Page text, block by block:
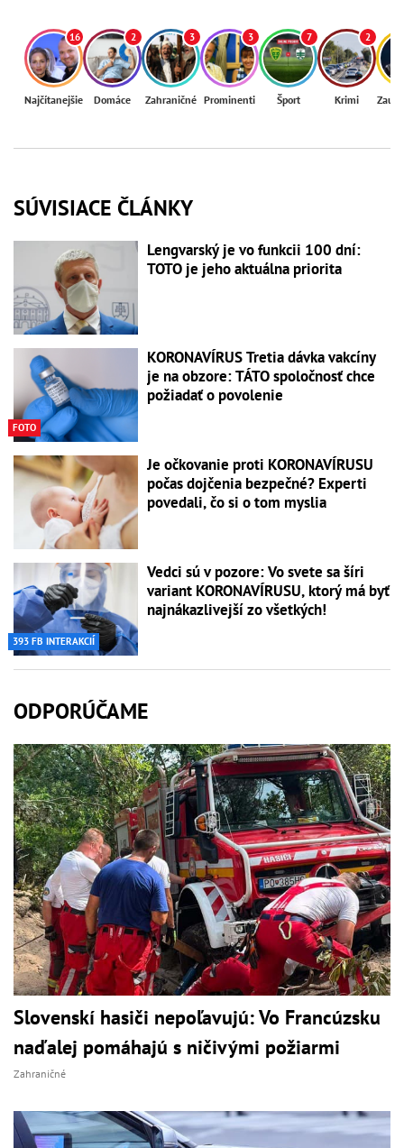
16
Najčítanejšie
2
Domáce
3
Zahraničné
3
Prominenti
7
Šport
2
Krimi
SÚVISIACE ČLÁNKY
Lengvarský je vo funkcii 100 dní:
TOTO je jeho aktuálna priorita
FOTO
KORONAVÍRUS Tretia dávka vakcíny
je na obzore: TÁTO spoločnosť chce
požiadať o povolenie
Je očkovanie proti KORONAVÍRUSU
počas dojčenia bezpečné? Experti
povedali, čo si o tom myslia
393 FB INTERAKCIÍ
Vedci sú v pozore: Vo svete sa šíri
variant KORONAVÍRUSU, ktorý má byť
najnákazlivejší zo všetkých!
ODPORÚČAME
Slovenskí hasiči nepoľavujú: Vo Francúzsku
naďalej pomáhajú s ničivými požiarmi
Zahraničné